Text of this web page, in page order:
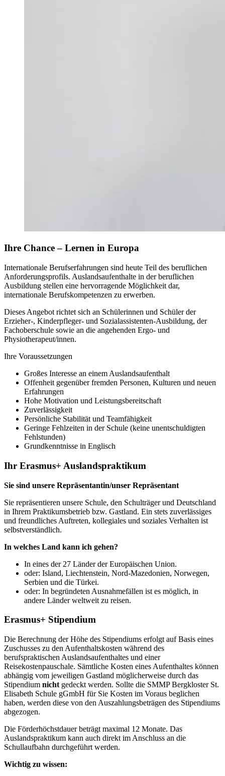
Ihre Chance – Lernen in Europa
Internationale Berufserfahrungen sind heute Teil des beruflichen
Anforderungsprofils. Auslandsaufenthalte in der beruflichen
Ausbildung stellen eine hervorragende Möglichkeit dar,
internationale Berufskompetenzen zu erwerben.
Dieses Angebot richtet sich an Schülerinnen und Schüler der
Erzieher-, Kinderpfleger- und Sozialassistenten-Ausbildung, der
Fachoberschule sowie an die angehenden Ergo- und
Physiotherapeut/innen.
Ihre Voraussetzungen
Großes Interesse an einem Auslandsaufenthalt
Offenheit gegenüber fremden Personen, Kulturen und neuen
Erfahrungen
Hohe Motivation und Leistungsbereitschaft
Zuverlässigkeit
Persönliche Stabilität und Teamfähigkeit
Geringe Fehlzeiten in der Schule (keine unentschuldigten
Fehlstunden)
Grundkenntnisse in Englisch
Ihr Erasmus+ Auslandspraktikum
Sie sind unsere Repräsentantin/unser Repräsentant
Sie repräsentieren unsere Schule, den Schulträger und Deutschland
in Ihrem Praktikumsbetrieb bzw. Gastland. Ein stets zuverlässiges
und freundliches Auftreten, kollegiales und soziales Verhalten ist
selbstverständlich.
In welches Land kann ich gehen?
In eines der 27 Länder der Europäischen Union.
oder: Island, Liechtenstein, Nord-Mazedonien, Norwegen,
Serbien und die Türkei.
oder: In begründeten Ausnahmefällen ist es möglich, in
andere Länder weltweit zu reisen.
Erasmus+ Stipendium
Die Berechnung der Höhe des Stipendiums erfolgt auf Basis eines
Zuschusses zu den Aufenthaltskosten während des
berufspraktischen Auslandsaufenthaltes und einer
Reisekostenpauschale. Sämtliche Kosten eines Aufenthaltes können
abhängig vom jeweiligen Gastland möglicherweise durch das
Stipendium nicht gedeckt werden. Sollte die SMMP Bergkloster St.
Elisabeth Schule gGmbH für Sie Kosten im Voraus beglichen
haben, werden diese von den Auszahlungsbeträgen des Stipendiums
abgezogen.
Die Förderhöchstdauer beträgt maximal 12 Monate. Das
Auslandspraktikum kann auch direkt im Anschluss an die
Schullaufbahn durchgeführt werden.
Wichtig zu wissen: